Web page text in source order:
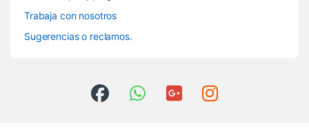
Trabaja con nosotros
Sugerencias o reclamos.